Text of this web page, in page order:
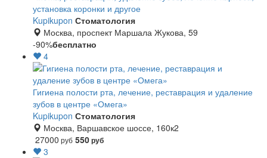
установка коронки и другое
Kupikupon Стоматология
Москва, проспект Маршала Жукова, 59
-90%бесплатно
4
Гигиена полости рта, лечение, реставрация и удаление
зубов в центре «Омега»
Kupikupon Стоматология
Москва, Варшавское шоссе, 160к2
27000 руб 550руб
3